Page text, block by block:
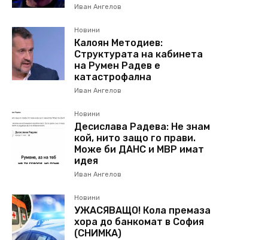
Иван Ангелов
Новини
Калоян Методиев:
Структурата на кабинета
на Румен Радев е
катастрофална
Иван Ангелов
Новини
Десислава Радева: Не знам
кой, нито защо го прави.
Може би ДАНС и МВР имат
идея
Иван Ангелов
Новини
УЖАСЯВАЩО! Кола премаза
хора до банкомат в София
(СНИМКА)